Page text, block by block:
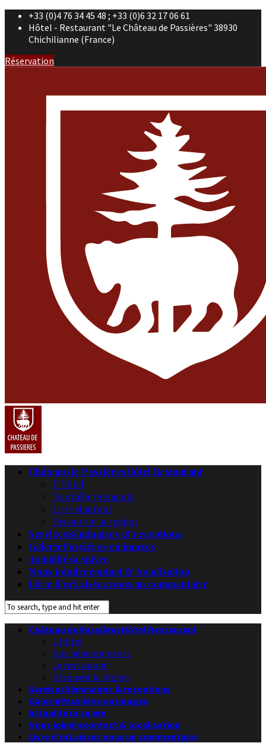
+33 (0)4 76 34 45 48 ; +33 (0)6 32 17 06 61
Hôtel - Restaurant "Le Château de Passières" 38930
Chichilianne (France)
Réservation
Château de PassièresHôtel Restaurant
L’Hôtel
Nos hébergements
Le restaurant
Découvrir la région
ServicesSéminaires & receptions
GaleriePassières en images
Actualitésà suivre
Nous joindrecontact & localisation
Livre d’orLaissez nous un commentaire
Château de PassièresHôtel Restaurant
L’Hôtel
Nos hébergements
Le restaurant
Découvrir la région
ServicesSéminaires & receptions
GaleriePassières en images
Actualitésà suivre
Nous joindrecontact & localisation
Livre d’orLaissez nous un commentaire